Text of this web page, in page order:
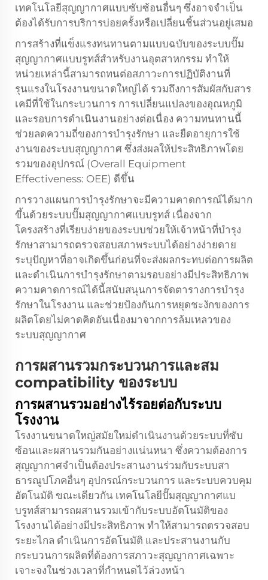
เทคโนโลยีสุญญากาศแบบซับซ้อนอื่นๆ ซึ่งอาจจำเป็น
ต้องได้รับการบริการบ่อยครั้งหรือเปลี่ยนชิ้นส่วนอยู่เสมอ
การสร้างที่แข็งแรงทนทานตามแบบฉบับของระบบปั๊ม
สุญญากาศแบบรูทส์สำหรับงานอุตสาหกรรม ทำให้
หน่วยเหล่านี้สามารถทนต่อสภาวะการปฏิบัติงานที่
รุนแรงในโรงงานขนาดใหญ่ได้ รวมถึงการสัมผัสกับสาร
เคมีที่ใช้ในกระบวนการ การเปลี่ยนแปลงของอุณหภูมิ
และรอบการดำเนินงานอย่างต่อเนื่อง ความทนทานนี้
ช่วยลดความถี่ของการบำรุงรักษา และยืดอายุการใช้
งานของระบบสุญญากาศ ซึ่งส่งผลให้ประสิทธิภาพโดย
รวมของอุปกรณ์ (Overall Equipment
Effectiveness: OEE) ดีขึ้น
การวางแผนการบำรุงรักษาจะมีความคาดการณ์ได้มาก
ขึ้นด้วยระบบปั๊มสุญญากาศแบบรูทส์ เนื่องจาก
โครงสร้างที่เรียบง่ายของระบบช่วยให้เจ้าหน้าที่บำรุง
รักษาสามารถตรวจสอบสภาพระบบได้อย่างง่ายดาย
ระบุปัญหาที่อาจเกิดขึ้นก่อนที่จะส่งผลกระทบต่อการผลิต
และดำเนินการบำรุงรักษาตามรอบอย่างมีประสิทธิภาพ
ความคาดการณ์ได้นี้สนับสนุนการจัดตารางการบำรุง
รักษาในโรงงาน และช่วยป้องกันการหยุดชะงักของการ
ผลิตโดยไม่คาดคิดอันเนื่องมาจากการล้มเหลวของ
ระบบสุญญากาศ
การผสานรวมกระบวนการและสม
compatibility ของระบบ
การผสานรวมอย่างไร้รอยต่อกับระบบ
โรงงาน
โรงงานขนาดใหญ่สมัยใหม่ดำเนินงานด้วยระบบที่ซับ
ซ้อนและผสานรวมกันอย่างแน่นหนา ซึ่งความต้องการ
สุญญากาศจำเป็นต้องประสานงานร่วมกับระบบสา
ธารณูปโภคอื่นๆ อุปกรณ์กระบวนการ และระบบควบคุม
อัตโนมัติ ขณะเดียวกัน เทคโนโลยีปั๊มสุญญากาศแบ
บรูทส์สามารถผสานรวมเข้ากับระบบอัตโนมัติของ
โรงงานได้อย่างมีประสิทธิภาพ ทำให้สามารถตรวจสอบ
ระยะไกล ดำเนินการอัตโนมัติ และประสานงานกับ
กระบวนการผลิตที่ต้องการสภาวะสุญญากาศเฉพาะ
เจาะจงในช่วงเวลาที่กำหนดไว้ล่วงหน้า